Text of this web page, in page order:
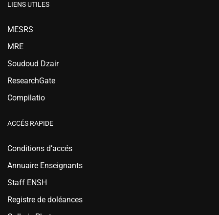
LIENS UTILES
MESRS
MRE
Soudoud Dzair
ResearchGate
Compilatio
ACCÉS RAPIDE
Conditions d’accés
Annuaire Enseignants
Staff ENSH
Registre de doléances